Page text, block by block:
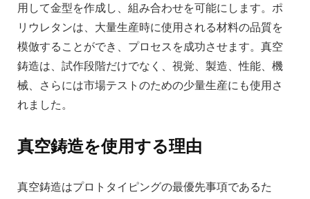
用して金型を作成し、組み合わせを可能にします。ポ
リウレタンは、大量生産時に使用される材料の品質を
模倣することができ、プロセスを成功させます。真空
鋳造は、試作段階だけでなく、視覚、製造、性能、機
械、さらには市場テストのための少量生産にも使用さ
れました。
真空鋳造を使用する理由
真空鋳造はプロトタイピングの最優先事項であるた